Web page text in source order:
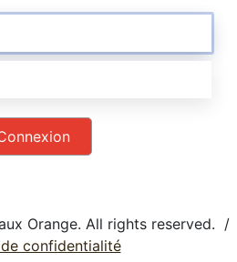
Orange. All rights reserved. /
confidentialité